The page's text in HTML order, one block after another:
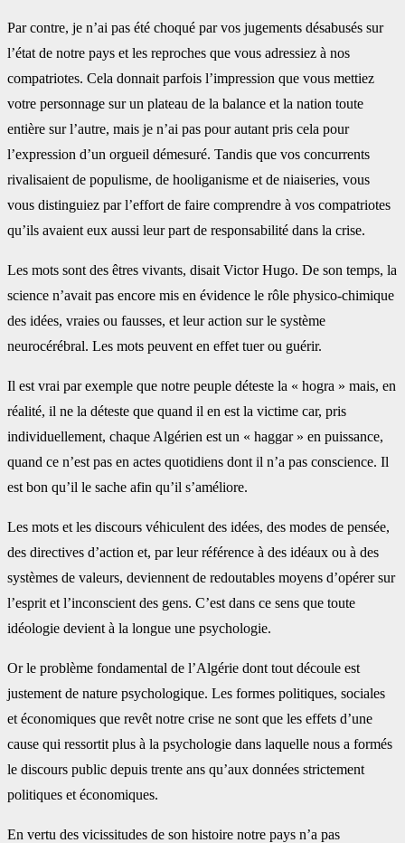
Par contre, je n’ai pas été choqué par vos jugements désabusés sur
l’état de notre pays et les reproches que vous adressiez à nos
compatriotes. Cela donnait parfois l’impression que vous mettiez
votre personnage sur un plateau de la balance et la nation toute
entière sur l’autre, mais je n’ai pas pour autant pris cela pour
l’expression d’un orgueil démesuré. Tandis que vos concurrents
rivalisaient de populisme, de hooliganisme et de niaiseries, vous
vous distinguiez par l’effort de faire comprendre à vos compatriotes
qu’ils avaient eux aussi leur part de responsabilité dans la crise.
Les mots sont des êtres vivants, disait Victor Hugo. De son temps, la
science n’avait pas encore mis en évidence le rôle physico-chimique
des idées, vraies ou fausses, et leur action sur le système
neurocérébral. Les mots peuvent en effet tuer ou guérir.
Il est vrai par exemple que notre peuple déteste la « hogra » mais, en
réalité, il ne la déteste que quand il en est la victime car, pris
individuellement, chaque Algérien est un « haggar » en puissance,
quand ce n’est pas en actes quotidiens dont il n’a pas conscience. Il
est bon qu’il le sache afin qu’il s’améliore.
Les mots et les discours véhiculent des idées, des modes de pensée,
des directives d’action et, par leur référence à des idéaux ou à des
systèmes de valeurs, deviennent de redoutables moyens d’opérer sur
l’esprit et l’inconscient des gens. C’est dans ce sens que toute
idéologie devient à la longue une psychologie.
Or le problème fondamental de l’Algérie dont tout découle est
justement de nature psychologique. Les formes politiques, sociales
et économiques que revêt notre crise ne sont que les effets d’une
cause qui ressortit plus à la psychologie dans laquelle nous a formés
le discours public depuis trente ans qu’aux données strictement
politiques et économiques.
En vertu des vicissitudes de son histoire notre pays n’a pas